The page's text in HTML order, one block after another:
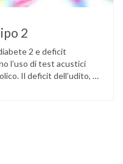
2
2 e deficit
l’uso di test acustici
Il deficit dell’udito, o